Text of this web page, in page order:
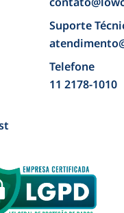
Suporte
Telefone
11 2178-1010